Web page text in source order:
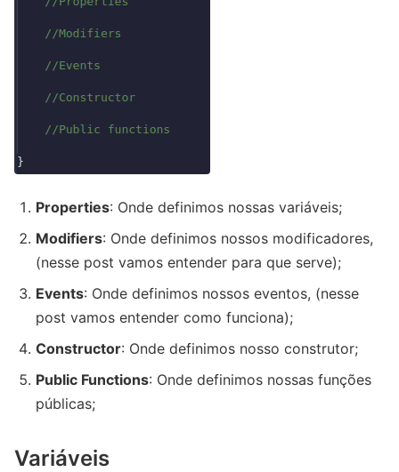
Properties: Onde definimos nossas variáveis;
Modifiers: Onde definimos nossos modificadores,
(nesse post vamos entender para que serve);
Events: Onde definimos nossos eventos, (nesse
post vamos entender como funciona);
Constructor: Onde definimos nosso construtor;
Public Functions: Onde definimos nossas funções
públicas;
Variáveis